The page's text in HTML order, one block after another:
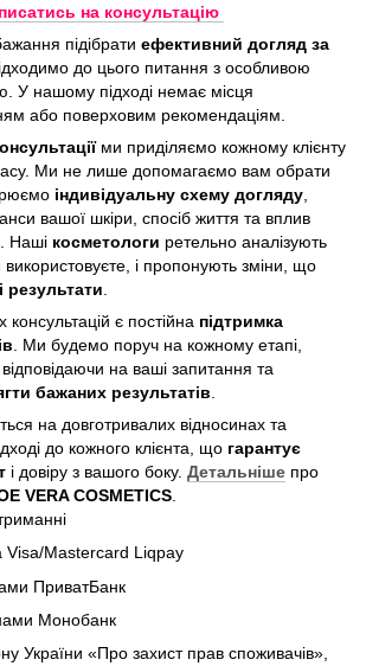
на консультацію
підібрати ефективний догляд за
до цього питання з особливою
У нашому підході немає місця
або поверховим рекомендаціям.
ми приділяємо кожному клієнту
Ми не лише допомагаємо вам обрати
індивідуальну схему догляду
вашої шкіри, спосіб життя та вплив
Наші косметологи ретельно аналізують
використовуєте, і пропонують зміни, що
результати
є постійна підтримка
. Ми будемо поруч на кожному етапі,
на ваші запитання та
бажаних результатів
на довготривалих відносинах та
до кожного клієнта, що гарантує
і довіру з вашого боку. Детальніше про
VERA COSMETICS
Visa/Mastercard Liqpay
ПриватБанк
Монобанк
України «Про захист прав споживачів»,